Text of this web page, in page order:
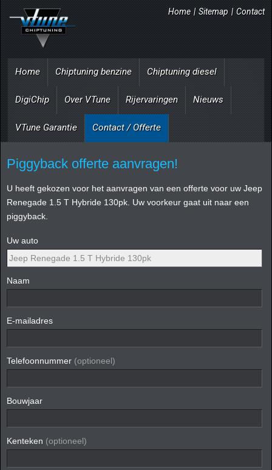
Home | Sitemap | Contact
Home Chiptuning benzine Chiptuning diesel
DigiChip Over VTune Rijervaringen Nieuws
VTune Garantie Contact / Offerte
Piggyback offerte aanvragen!
U heeft gekozen voor het aanvragen van een offerte voor uw Jeep
Renegade 1.5 T Hybride 130pk. Uw voorkeur gaat uit naar een
piggyback.
Uw auto
Naam
E-mailadres
Telefoonnummer (optioneel)
Bouwjaar
Kenteken (optioneel)